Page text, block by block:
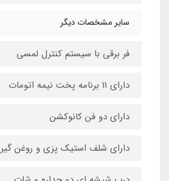
سایر مشخصات دیگر
فر برقی با سیستم کنترل لمسی
دارای ۱۱ برنامه پخت نیمه اتومات
دارای دو فن کانوکشن
دارای شلف استیک پزی و روغن گیر